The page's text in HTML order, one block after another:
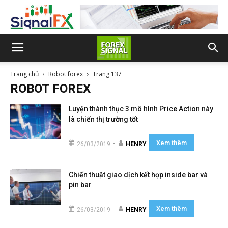
Trang chủ Robot forex Trang 137
ROBOT FOREX
Luyện thành thục 3 mô hình Price Action này
là chiến thị trường tốt
26/03/2019 - HENRY Xem thêm
Chiến thuật giao dịch kết hợp inside bar và
pin bar
26/03/2019 - HENRY Xem thêm